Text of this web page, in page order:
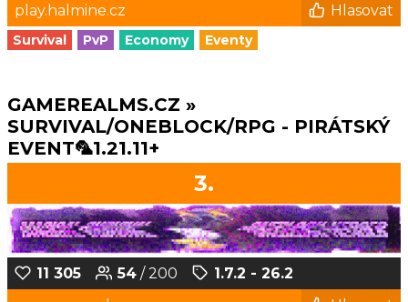
play.halmine.cz
Hlasovat
Survival PvP Economy Eventy
GAMEREALMS.CZ »
SURVIVAL/ONEBLOCK/RPG - PIRÁTSKÝ
EVENT🦜1.21.11+
3.
11 305 54 / 200
1.7.2 - 26.2